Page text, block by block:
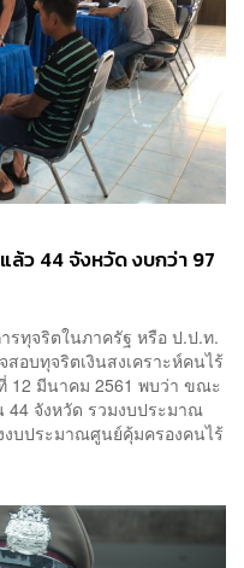
ล้ว 44 จังหวัด งบกว่า 97
รทุจริตในภาครัฐ หรือ ป.ป.ท.
อบทุจริตเงินสงเคราะห์คนไร้
12 มีนาคม 2561 พบว่า ขณะ
จังหวัด รวมงบประมาณ
งบประมาณศูนย์คุ้มครองคนไร้